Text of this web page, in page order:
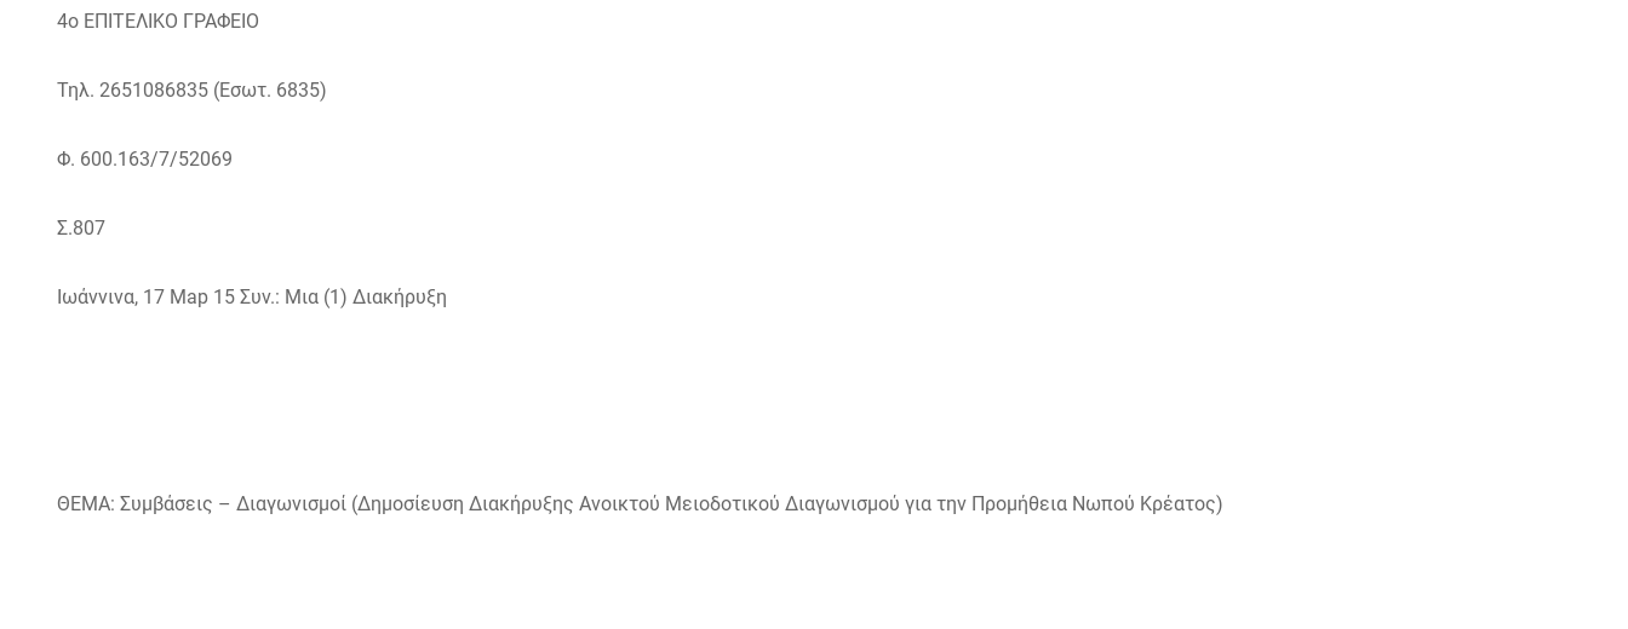
4ο ΕΠΙΤΕΛΙΚΟ ΓΡΑΦΕΙΟ
Τηλ. 2651086835 (Εσωτ. 6835)
Φ. 600.163/7/52069
Σ.807
Ιωάννινα, 17 Map 15 Συν.: Μια (1) Διακήρυξη
ΘΕΜΑ: Συμβάσεις – Διαγωνισμοί (Δημοσίευση Διακήρυξης Ανοικτού Μειοδοτικού Διαγωνισμού για την Προμήθεια Νωπού Κρέατος)